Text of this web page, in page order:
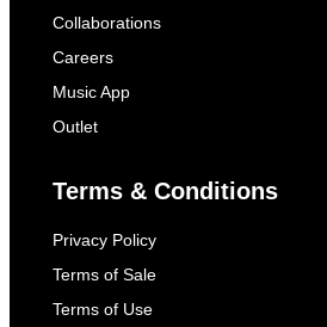
Collaborations
Careers
Music App
Outlet
Terms & Conditions
Privacy Policy
Terms of Sale
Terms of Use